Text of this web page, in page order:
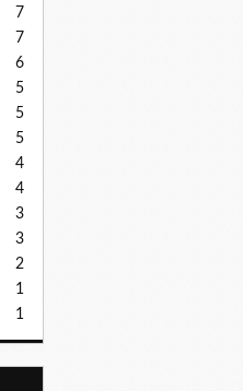
7
7
6
5
5
5
4
4
3
3
2
1
1